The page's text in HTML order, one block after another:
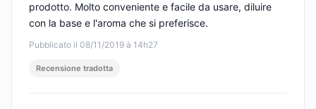
Pubblicato il 08/11/2019 à 14h27
prodotto. Molto conveniente e facile da usare, diluire
con la base e l'aroma che si preferisce.
Recensione tradotta